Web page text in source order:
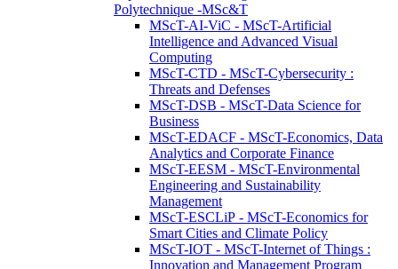
Polytechnique -MSc&T
MScT-AI-ViC - MScT-Artificial
Intelligence and Advanced Visual
Computing
MScT-CTD - MScT-Cybersecurity :
Threats and Defenses
MScT-DSB - MScT-Data Science for
Business
MScT-EDACF - MScT-Economics, Data
Analytics and Corporate Finance
MScT-EESM - MScT-Environmental
Engineering and Sustainability
Management
MScT-ESCLiP - MScT-Economics for
Smart Cities and Climate Policy
MScT-IOT - MScT-Internet of Things :
Innovation and Management Program